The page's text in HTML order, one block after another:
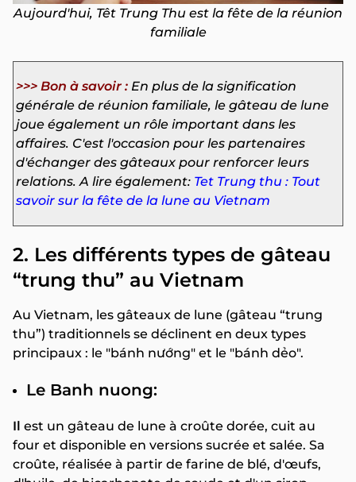
Aujourd'hui, Têt Trung Thu est la fête de la réunion
familiale
>>> Bon à savoir : En plus de la signification
générale de réunion familiale, le gâteau de lune
joue également un rôle important dans les
affaires. C'est l'occasion pour les partenaires
d'échanger des gâteaux pour renforcer leurs
relations. A lire également: Tet Trung thu : Tout
savoir sur la fête de la lune au Vietnam
2. Les différents types de gâteau
“trung thu” au Vietnam
Au Vietnam, les gâteaux de lune (gâteau “trung
thu”) traditionnels se déclinent en deux types
principaux : le "bánh nướng" et le "bánh dẻo".
Le Banh nuong:
Il est un gâteau de lune à croûte dorée, cuit au
four et disponible en versions sucrée et salée. Sa
croûte, réalisée à partir de farine de blé, d'œufs,